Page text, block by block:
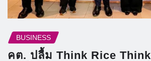
BUSINESS
คต. ปลื้ม Think Rice